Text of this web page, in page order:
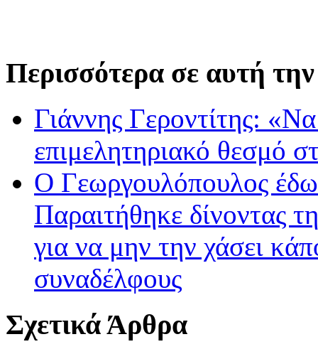
Περισσότερα σε αυτή
Γιάννης Γεροντίτης:
επιμελητηριακό θεσμό
Ο Γεωργουλόπουλος
Παραιτήθηκε δίνοντας
για να μην την χάσει
συναδέλφους
Σχετικά Άρθρα